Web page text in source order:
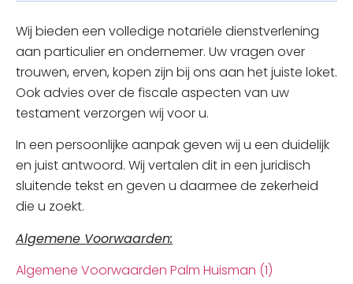
Wij bieden een volledige notariële dienstverlening
aan particulier en ondernemer. Uw vragen over
trouwen, erven, kopen zijn bij ons aan het juiste loket.
Ook advies over de fiscale aspecten van uw
testament verzorgen wij voor u.
In een persoonlijke aanpak geven wij u een duidelijk
en juist antwoord. Wij vertalen dit in een juridisch
sluitende tekst en geven u daarmee de zekerheid
die u zoekt.
Algemene Voorwaarden:
Algemene Voorwaarden Palm Huisman (1)